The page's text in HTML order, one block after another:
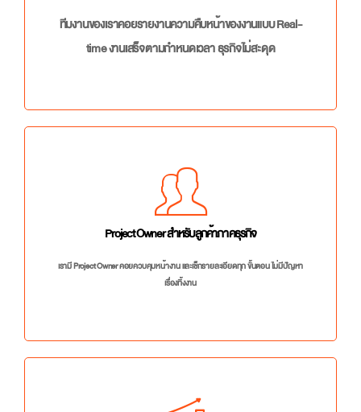
ทีมงานของเราคอยรายงานความคืบหน้าของงานแบบ Real-
time งานเสร็จตามกำหนดเวลา ธุรกิจไม่สะดุด
Project Owner สำหรับลูกค้าภาคธุรกิจ
เรามี Project Owner คอยควบคุมหน้างาน และเช็กรายละเอียดทุก ขั้นตอน ไม่มีปัญหา
เรื่องทิ้งงาน